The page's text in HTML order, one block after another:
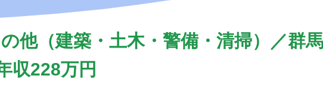
他（建築・土木・警備・清掃）／群
収228万円